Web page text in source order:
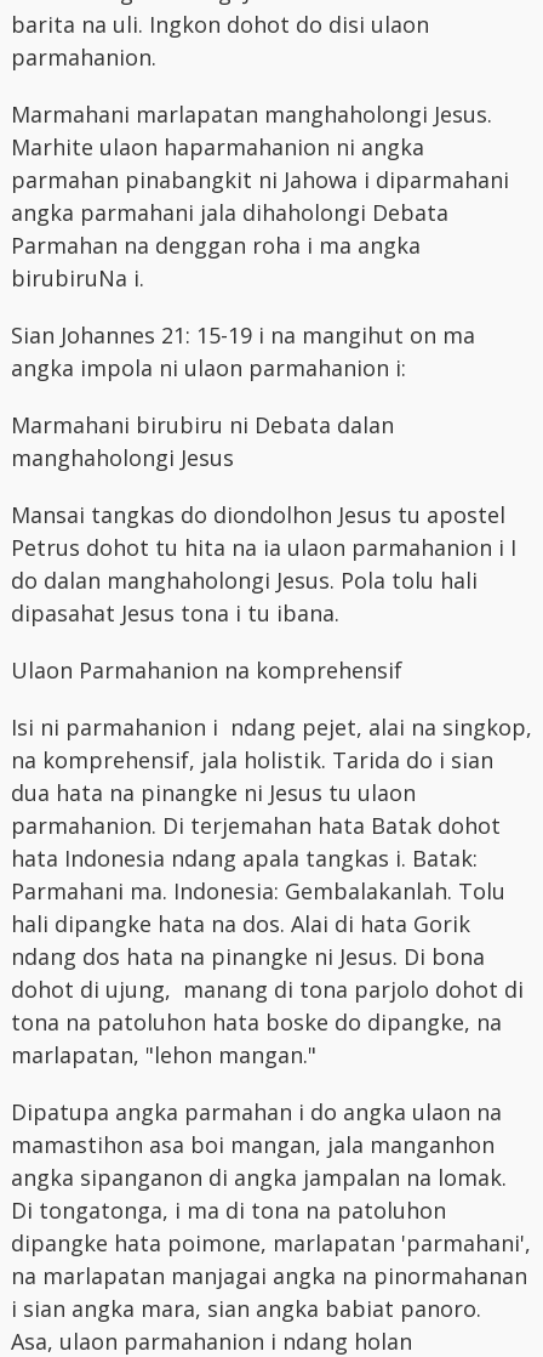
barita na uli. Ingkon dohot do disi ulaon
parmahanion.
Marmahani marlapatan manghaholongi Jesus.
Marhite ulaon haparmahanion ni angka
parmahan pinabangkit ni Jahowa i diparmahani
angka parmahani jala dihaholongi Debata
Parmahan na denggan roha i ma angka
birubiruNa i.
Sian Johannes 21: 15-19 i na mangihut on ma
angka impola ni ulaon parmahanion i:
Marmahani birubiru ni Debata dalan
manghaholongi Jesus
Mansai tangkas do diondolhon Jesus tu apostel
Petrus dohot tu hita na ia ulaon parmahanion i I
do dalan manghaholongi Jesus. Pola tolu hali
dipasahat Jesus tona i tu ibana.
Ulaon Parmahanion na komprehensif
Isi ni parmahanion i ndang pejet, alai na singkop,
na komprehensif, jala holistik. Tarida do i sian
dua hata na pinangke ni Jesus tu ulaon
parmahanion. Di terjemahan hata Batak dohot
hata Indonesia ndang apala tangkas i. Batak:
Parmahani ma. Indonesia: Gembalakanlah. Tolu
hali dipangke hata na dos. Alai di hata Gorik
ndang dos hata na pinangke ni Jesus. Di bona
dohot di ujung, manang di tona parjolo dohot di
tona na patoluhon hata boske do dipangke, na
marlapatan, "lehon mangan."
Dipatupa angka parmahan i do angka ulaon na
mamastihon asa boi mangan, jala manganhon
angka sipanganon di angka jampalan na lomak.
Di tongatonga, i ma di tona na patoluhon
dipangke hata poimone, marlapatan 'parmahani',
na marlapatan manjagai angka na pinormahanan
i sian angka mara, sian angka babiat panoro.
Asa, ulaon parmahanion i ndang holan